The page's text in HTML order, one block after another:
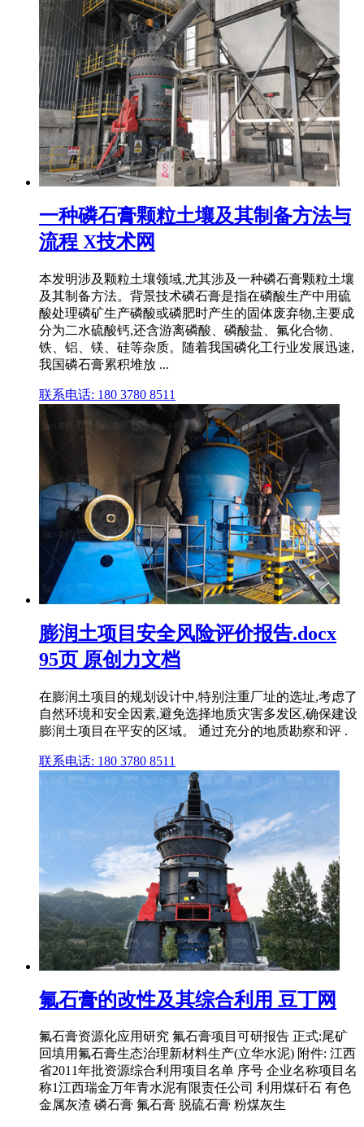
一种磷石膏颗粒土壤及其制备方法与
流程 X技术网
本发明涉及颗粒土壤领域,尤其涉及一种磷石膏颗粒土壤
及其制备方法。背景技术磷石膏是指在磷酸生产中用硫
酸处理磷矿生产磷酸或磷肥时产生的固体废弃物,主要成
分为二水硫酸钙,还含游离磷酸、磷酸盐、氟化合物、
铁、铝、镁、硅等杂质。随着我国磷化工行业发展迅速,
我国磷石膏累积堆放 ...
联系电话: 180 3780 8511
膨润土项目安全风险评价报告.docx
95页 原创力文档
在膨润土项目的规划设计中,特别注重厂址的选址,考虑了
自然环境和安全因素,避免选择地质灾害多发区,确保建设
膨润土项目在平安的区域。 通过充分的地质勘察和评 .
联系电话: 180 3780 8511
氟石膏的改性及其综合利用 豆丁网
氟石膏资源化应用研究 氟石膏项目可研报告 正式:尾矿
回填用氟石膏生态治理新材料生产(立华水泥) 附件: 江西
省2011年批资源综合利用项目名单 序号 企业名称项目名
称1江西瑞金万年青水泥有限责任公司 利用煤矸石 有色
金属灰渣 磷石膏 氟石膏 脱硫石膏 粉煤灰生